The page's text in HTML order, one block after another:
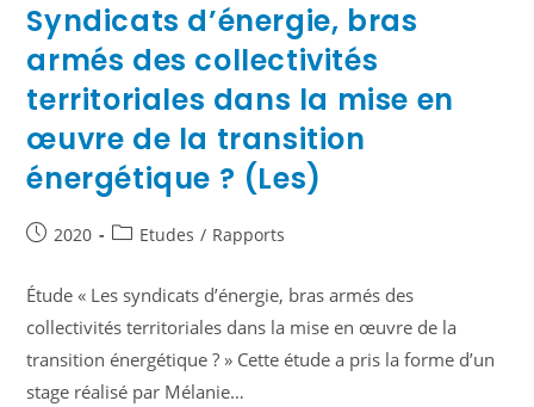
Syndicats d’énergie, bras
armés des collectivités
territoriales dans la mise en
œuvre de la transition
énergétique ? (Les)
2020 Etudes / Rapports
Étude « Les syndicats d’énergie, bras armés des
collectivités territoriales dans la mise en œuvre de la
transition énergétique ? » Cette étude a pris la forme d’un
stage réalisé par Mélanie…